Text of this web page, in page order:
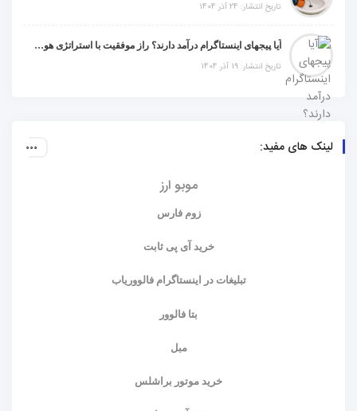
تاریخ انتشار: 24 آذر 1404
آیا پیجهای اینستاگرام درآمد دارند؟ راز موفقیت با استراتژی هوشمندانه
تاریخ انتشار: 19 آذر 1404
لینک های مفید:
موبو ارز
زوم فارس
خرید آی پی ثابت
تبلیغات در اینستاگرام فالووریاب
بتا فالوور
مبل
خرید موتور براشلس